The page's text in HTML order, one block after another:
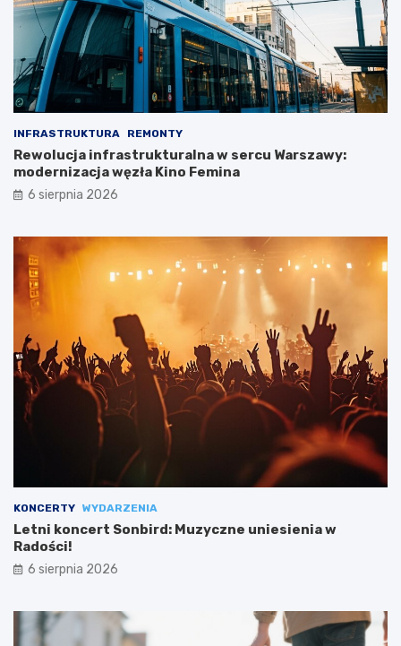
INFRASTRUKTURA REMONTY
Rewolucja infrastrukturalna w sercu Warszawy:
modernizacja węzła Kino Femina
6 sierpnia 2026
KONCERTY WYDARZENIA
Letni koncert Sonbird: Muzyczne uniesienia w
Radości!
6 sierpnia 2026